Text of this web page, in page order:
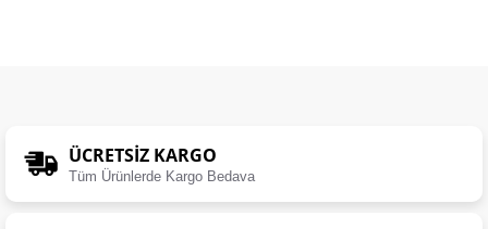
ÜCRETSIZ KARGO
Tüm Ürünlerde Kargo Bedava